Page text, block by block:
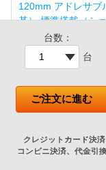
120mm アドレサブ
基） 標準搭載（シ
ツールレス設計と
く組み立てやすい
前面USB 3ポート
2 Type-C×1）
台数：
台
ご注文に進む